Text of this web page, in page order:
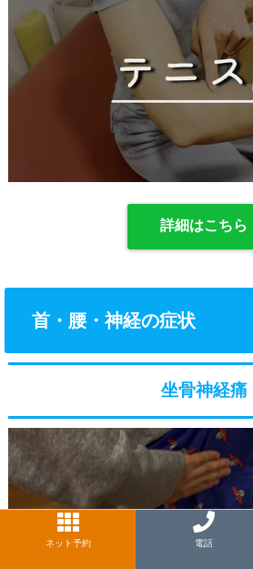
LINE
詳細はこちら
首・腰・神経の症状
坐骨神経痛
ネット予約 電話